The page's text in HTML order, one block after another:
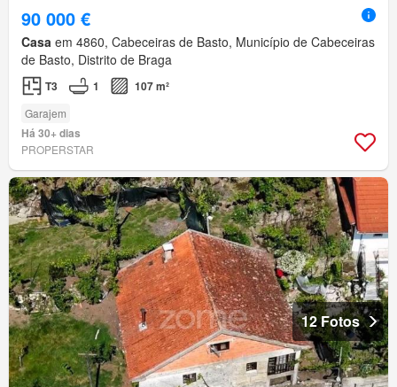
90 000 €
Casa em 4860, Cabeceiras de Basto, Município de Cabeceiras
de Basto, Distrito de Braga
T3 1 107 m²
Garajem
Há 30+ dias
PROPERSTAR
12 Fotos